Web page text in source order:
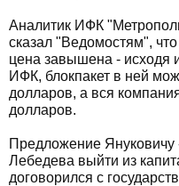
Аналитик ИФК
сказал "Ведомостям",
цена завышена - исходя
ИФК, блокпакет в ней
долларов, а вся
долларов.
Предложение Януковичу
Лебедева выйти из
договорился с